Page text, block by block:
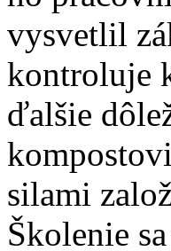
vysvetlil
kontroluje
ďalšie
silami
Školenie